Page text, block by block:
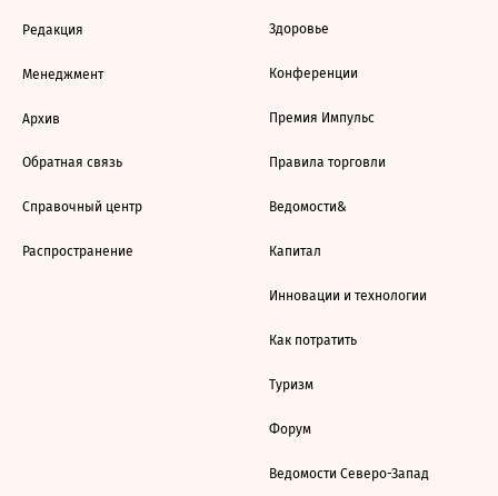
Редакция
Менеджмент
Архив
Обратная связь
Справочный центр
Распространение
Здоровье
Конференции
Премия Импульс
Правила торговли
Ведомости&
Капитал
Инновации и технологии
Как потратить
Туризм
Форум
Ведомости Северо-Запад